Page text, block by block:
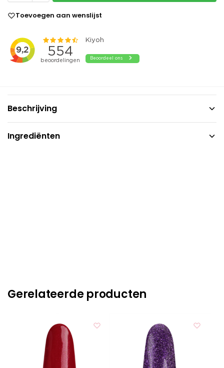
Toevoegen aan wenslijst
Beschrijving
Ingrediënten
Gerelateerde producten